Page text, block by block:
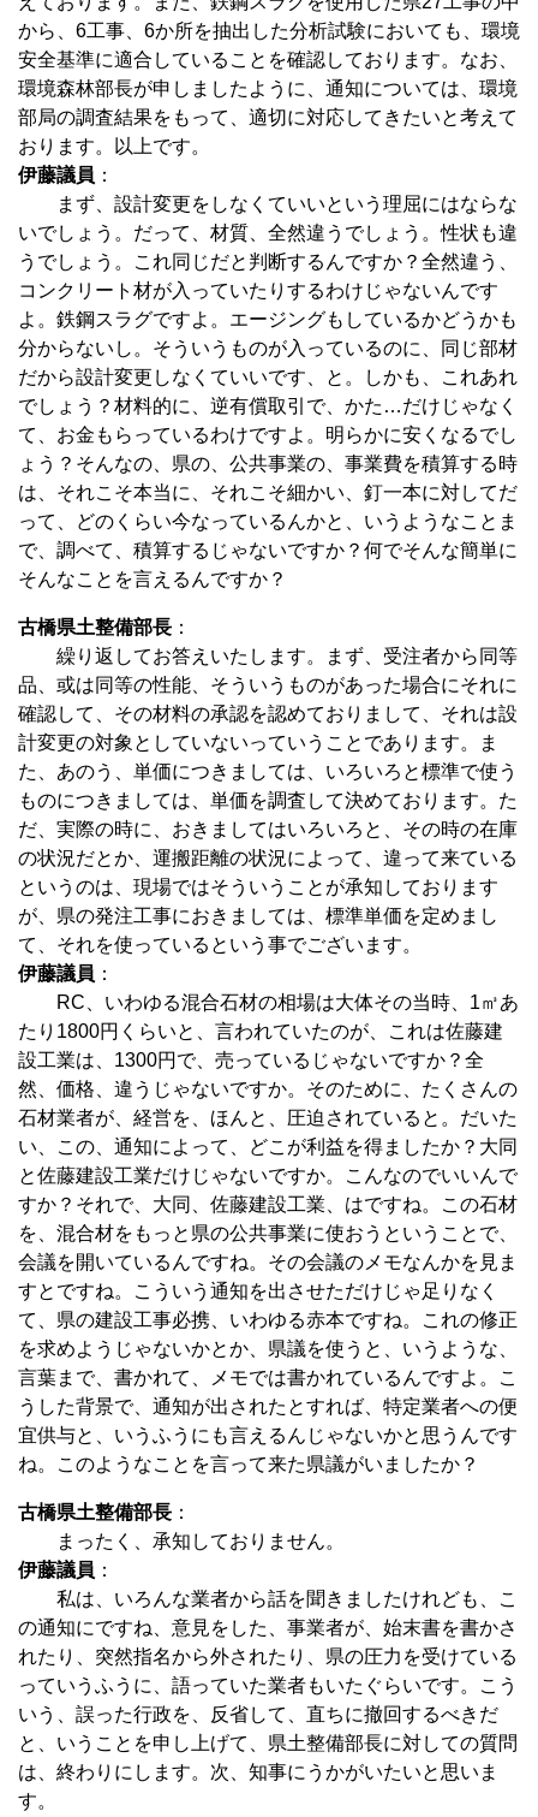
から、6工事、6か所を抽出した分析試験においても、環境
安全基準に適合していることを確認しております。なお、
環境森林部長が申しましたように、通知については、環境
部局の調査結果をもって、適切に対応してきたいと考えて
おります。以上です。
伊藤議員 ：
まず、設計変更をしなくていいという理屈にはならな
いでしょう。だって、材質、全然違うでしょう。性状も違
うでしょう。これ同じだと判断するんですか？全然違う、
コンクリート材が入っていたりするわけじゃないんです
よ。鉄鋼スラグですよ。エージングもしているかどうかも
分からないし。そういうものが入っているのに、同じ部材
だから設計変更しなくていいです、と。しかも、これあれ
でしょう？材料的に、逆有償取引で、かた…だけじゃなく
て、お金もらっているわけですよ。明らかに安くなるでし
ょう？そんなの、県の、公共事業の、事業費を積算する時
は、それこそ本当に、それこそ細かい、釘一本に対してだ
って、どのくらい今なっているんかと、いうようなことま
で、調べて、積算するじゃないですか？何でそんな簡単に
そんなことを言えるんですか？
古橋県土整備部長 ：
繰り返してお答えいたします。まず、受注者から同等
品、或は同等の性能、そういうものがあった場合にそれに
確認して、その材料の承認を認めておりまして、それは設
計変更の対象としていないっていうことであります。ま
た、あのう、単価につきましては、いろいろと標準で使う
ものにつきましては、単価を調査して決めております。た
だ、実際の時に、おきましてはいろいろと、その時の在庫
の状況だとか、運搬距離の状況によって、違って来ている
というのは、現場ではそういうことが承知しております
が、県の発注工事におきましては、標準単価を定めまし
て、それを使っているという事でございます。
伊藤議員 ：
RC、いわゆる混合石材の相場は大体その当時、1㎥あ
たり1800円くらいと、言われていたのが、これは佐藤建
設工業は、1300円で、売っているじゃないですか？全
然、価格、違うじゃないですか。そのために、たくさんの
石材業者が、経営を、ほんと、圧迫されていると。だいた
い、この、通知によって、どこが利益を得ましたか？大同
と佐藤建設工業だけじゃないですか。こんなのでいいんで
すか？それで、大同、佐藤建設工業、はですね。この石材
を、混合材をもっと県の公共事業に使おうということで、
会議を開いているんですね。その会議のメモなんかを見ま
すとですね。こういう通知を出させただけじゃ足りなく
て、県の建設工事必携、いわゆる赤本ですね。これの修正
を求めようじゃないかとか、県議を使うと、いうような、
言葉まで、書かれて、メモでは書かれているんですよ。こ
うした背景で、通知が出されたとすれば、特定業者への便
宜供与と、いうふうにも言えるんじゃないかと思うんです
ね。このようなことを言って来た県議がいましたか？
古橋県土整備部長 ：
まったく、承知しておりません。
伊藤議員 ：
私は、いろんな業者から話を聞きましたけれども、こ
の通知にですね、意見をした、事業者が、始末書を書かさ
れたり、突然指名から外されたり、県の圧力を受けている
っていうふうに、語っていた業者もいたぐらいです。こう
いう、誤った行政を、反省して、直ちに撤回するべきだ
と、いうことを申し上げて、県土整備部長に対しての質問
は、終わりにします。次、知事にうかがいたいと思いま
す。